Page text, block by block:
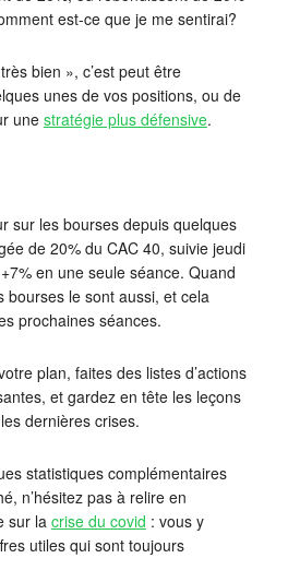
est-ce que je me sentirai?
bien », c’est peut être
unes de vos positions, ou de
une stratégie plus défensive.
sur les bourses depuis quelques
de 20% du CAC 40, suivie jeudi
en une seule séance. Quand
bourses le sont aussi, et cela
prochaines séances.
plan, faites des listes d’actions
et gardez en tête les leçons
dernières crises.
statistiques complémentaires
n’hésitez pas à relire en
sur la crise du covid : vous y
utiles qui sont toujours